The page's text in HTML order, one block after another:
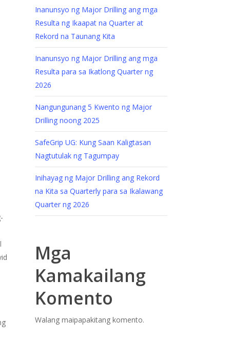
Inanunsyo ng Major Drilling ang mga
Resulta ng Ikaapat na Quarter at
Rekord na Taunang Kita
Inanunsyo ng Major Drilling ang mga
Resulta para sa Ikatlong Quarter ng
2026
Nangungunang 5 Kwento ng Major
Drilling noong 2025
SafeGrip UG: Kung Saan Kaligtasan
Nagtutulak ng Tagumpay
Inihayag ng Major Drilling ang Rekord
na Kita sa Quarterly para sa Ikalawang
Quarter ng 2026
Mga
Kamakailang
Komento
Walang maipapakitang komento.